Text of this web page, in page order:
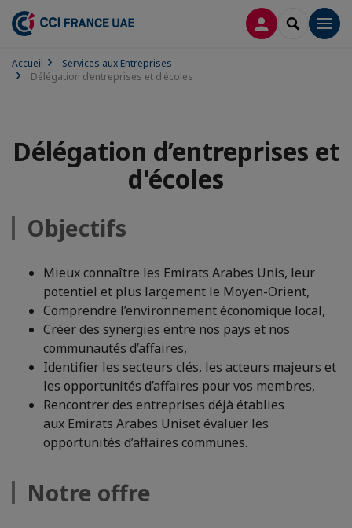
CONNEXION
Accueil
Services aux Entreprises
Délégation d’entreprises et d'écoles
Délégation d’entreprises et
d'écoles
Objectifs
Mieux connaître les Emirats Arabes Unis, leur
potentiel et plus largement le Moyen-Orient,
Comprendre l’environnement économique local,
Créer des synergies entre nos pays et nos
communautés d’affaires,
Identifier les secteurs clés, les acteurs majeurs et
les opportunités d’affaires pour vos membres,
Rencontrer des entreprises déjà établies
aux Emirats Arabes Uniset évaluer les
opportunités d’affaires communes.
Notre offre